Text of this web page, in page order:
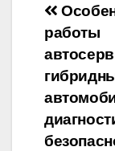
по
работы